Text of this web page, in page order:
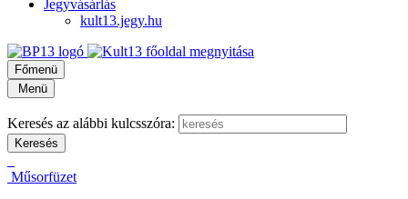
Jegyvásárlás
kult13.jegy.hu
Főmenü
Menü
Keresés az alábbi kulcsszóra:
Műsorfüzet